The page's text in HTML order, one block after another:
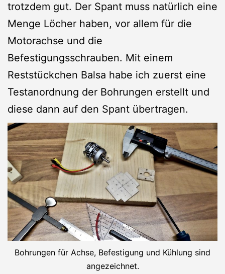
trotzdem gut. Der Spant muss natürlich eine
Menge Löcher haben, vor allem für die
Motorachse und die
Befestigungsschrauben. Mit einem
Reststückchen Balsa habe ich zuerst eine
Testanordnung der Bohrungen erstellt und
diese dann auf den Spant übertragen.
Bohrungen für Achse, Befestigung und Kühlung sind
angezeichnet.